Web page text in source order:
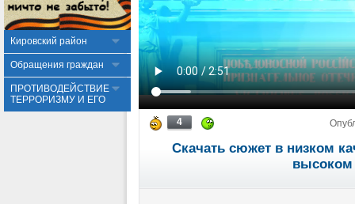
Кировский район
Обращения граждан
ПРОТИВОДЕЙСТВИЕ
ТЕРРОРИЗМУ И ЕГО
4
Скачать сюжет в низком
высоком